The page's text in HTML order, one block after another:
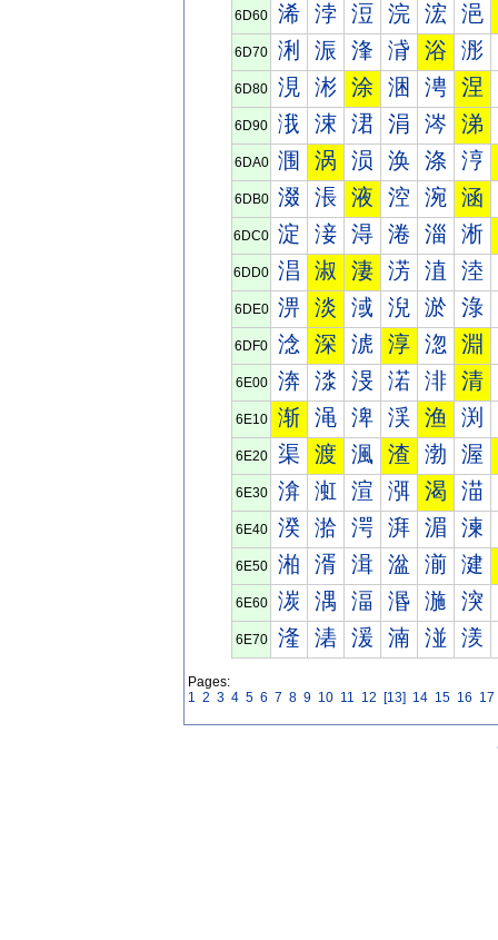
6D60 浠 浡 浢 浣 浤 浥
6D70 浰 浱 浲 浳 浴 浵
6D80 涀 涁 涂 涃 涄 涅
6D90 涐 涑 涒 涓 涔 涕
6DA0 涠 涡 涢 涣 涤 涥
6DB0 涰 涱 液 涳 涴 涵
6DC0 淀 淁 淂 淃 淄 淅
6DD0 淐 淑 淒 淓 淔 淕
6DE0 淠 淡 淢 淣 淤 淥
6DF0 淰 深 淲 淳 淴 淵
6E00 渀 渁 渂 渃 渄 清
6E10 渐 渑 渒 渓 渔 渕
6E20 渠 渡 渢 渣 渤 渥
6E30 渰 渱 渲 渳 渴 渵
6E40 湀 湁 湂 湃 湄 湅
6E50 湐 湑 湒 湓 湔 湕
6E60 湠 湡 湢 湣 湤 湥
6E70 湰 湱 湲 湳 湴 湵
Pages:
1 2 3 4 5 6 7 8 9 10 11 12 [13] 14 15 16 17